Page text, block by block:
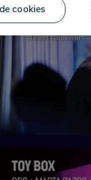
cookies